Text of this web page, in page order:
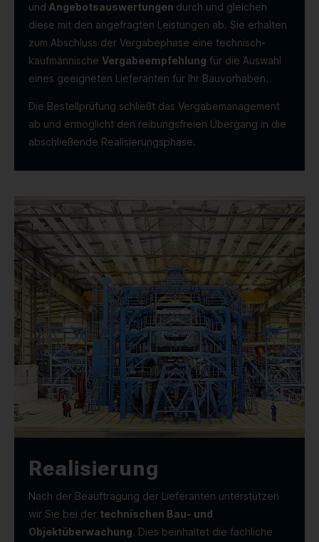
und Angebotsauswertungen durch und gleichen
diese mit den angefragten Leistungen ab. Sie erhalten
zum Abschluss der Vergabephase eine technisch-
kaufmännische Vergabeempfehlung für die Auswahl
eines geeigneten Lieferanten für Ihr Bauvorhaben.
Die Bestellprüfung schließt das Vergabemanagement
ab und ermöglicht den reibungsfreien Übergang in die
abschließende Realisierungsphase.
Realisierung
Nach der Beauftragung der Lieferanten unterstützen
wir Sie bei der technischen Bau- und
Objektüberwachung. Dies beinhaltet die fachliche